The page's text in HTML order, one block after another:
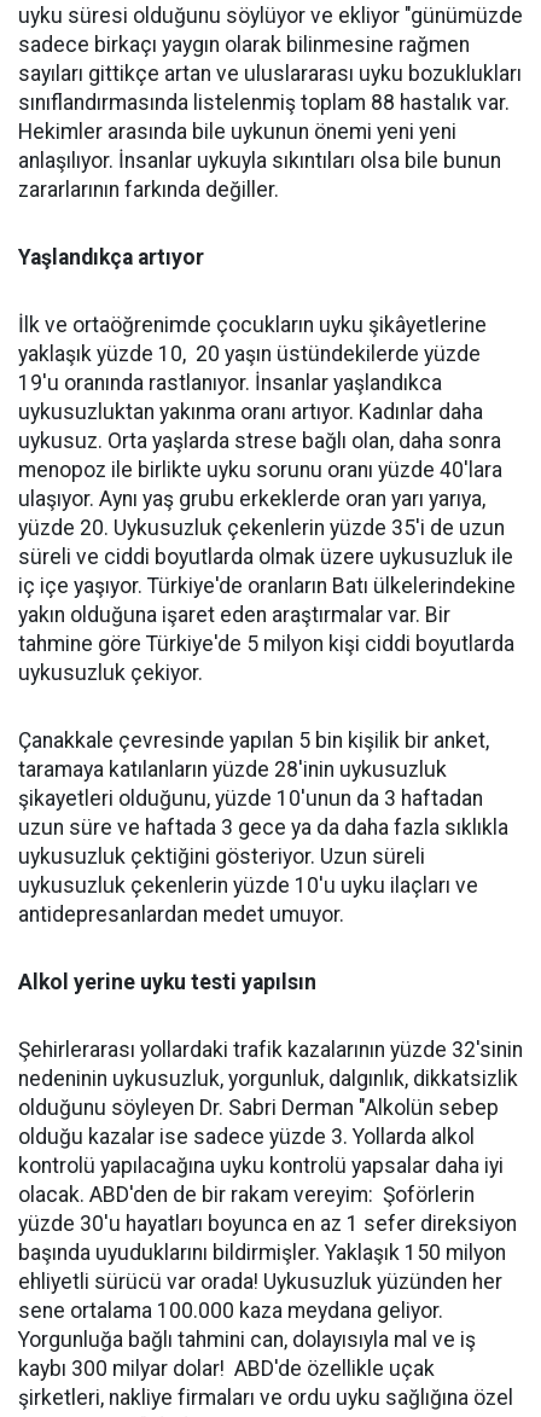
uyku süresi olduğunu söylüyor ve ekliyor "günümüzde
sadece birkaçı yaygın olarak bilinmesine rağmen
sayıları gittikçe artan ve uluslararası uyku bozuklukları
sınıflandırmasında listelenmiş toplam 88 hastalık var.
Hekimler arasında bile uykunun önemi yeni yeni
anlaşılıyor. İnsanlar uykuyla sıkıntıları olsa bile bunun
zararlarının farkında değiller.
Yaşlandıkça artıyor
İlk ve ortaöğrenimde çocukların uyku şikâyetlerine
yaklaşık yüzde 10, 20 yaşın üstündekilerde yüzde
19'u oranında rastlanıyor. İnsanlar yaşlandıkca
uykusuzluktan yakınma oranı artıyor. Kadınlar daha
uykusuz. Orta yaşlarda strese bağlı olan, daha sonra
menopoz ile birlikte uyku sorunu oranı yüzde 40'lara
ulaşıyor. Aynı yaş grubu erkeklerde oran yarı yarıya,
yüzde 20. Uykusuzluk çekenlerin yüzde 35'i de uzun
süreli ve ciddi boyutlarda olmak üzere uykusuzluk ile
iç içe yaşıyor. Türkiye'de oranların Batı ülkelerindekine
yakın olduğuna işaret eden araştırmalar var. Bir
tahmine göre Türkiye'de 5 milyon kişi ciddi boyutlarda
uykusuzluk çekiyor.
Çanakkale çevresinde yapılan 5 bin kişilik bir anket,
taramaya katılanların yüzde 28'inin uykusuzluk
şikayetleri olduğunu, yüzde 10'unun da 3 haftadan
uzun süre ve haftada 3 gece ya da daha fazla sıklıkla
uykusuzluk çektiğini gösteriyor. Uzun süreli
uykusuzluk çekenlerin yüzde 10'u uyku ilaçları ve
antidepresanlardan medet umuyor.
Alkol yerine uyku testi yapılsın
Şehirlerarası yollardaki trafik kazalarının yüzde 32'sinin
nedeninin uykusuzluk, yorgunluk, dalgınlık, dikkatsizlik
olduğunu söyleyen Dr. Sabri Derman "Alkolün sebep
olduğu kazalar ise sadece yüzde 3. Yollarda alkol
kontrolü yapılacağına uyku kontrolü yapsalar daha iyi
olacak. ABD'den de bir rakam vereyim: Şoförlerin
yüzde 30'u hayatları boyunca en az 1 sefer direksiyon
başında uyuduklarını bildirmişler. Yaklaşık 150 milyon
ehliyetli sürücü var orada! Uykusuzluk yüzünden her
sene ortalama 100.000 kaza meydana geliyor.
Yorgunluğa bağlı tahmini can, dolayısıyla mal ve iş
kaybı 300 milyar dolar! ABD'de özellikle uçak
şirketleri, nakliye firmaları ve ordu uyku sağlığına özel